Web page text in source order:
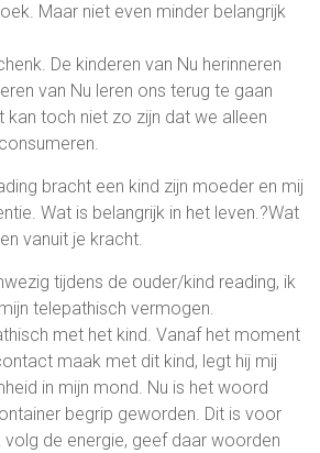
Maar niet even minder belangrijk
De kinderen van Nu herinneren
van Nu leren ons terug te gaan
kan toch niet zo zijn dat we alleen
bracht een kind zijn moeder en mij
Wat is belangrijk in het leven.?Wat
vanuit je kracht.
tijdens de ouder/kind reading, ik
telepathisch vermogen.
met het kind. Vanaf het moment
maak met dit kind, legt hij mij
in mijn mond. Nu is het woord
begrip geworden. Dit is voor
de energie, geef daar woorden